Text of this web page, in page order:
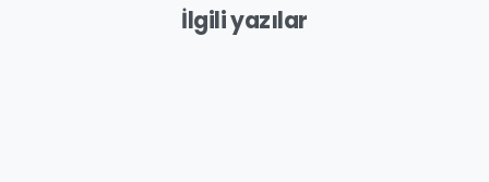
İlgili yazılar